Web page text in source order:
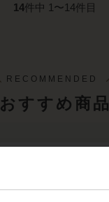
14件中 1〜14件目
おすすめ商品